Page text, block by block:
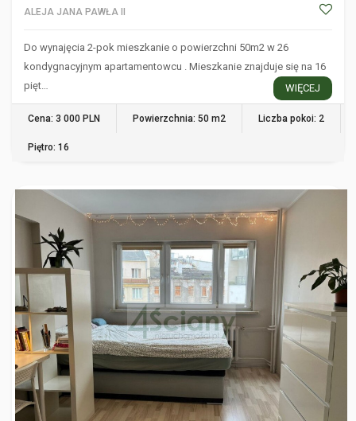
ALEJA JANA PAWŁA II
Do wynajęcia 2-pok mieszkanie o powierzchni 50m2 w 26
kondygnacyjnym apartamentowcu . Mieszkanie znajduje się na 16
pięt…
WIĘCEJ
Cena: 3 000 PLN Powierzchnia: 50 m2 Liczba pokoi: 2
Piętro: 16
WARSZAWA